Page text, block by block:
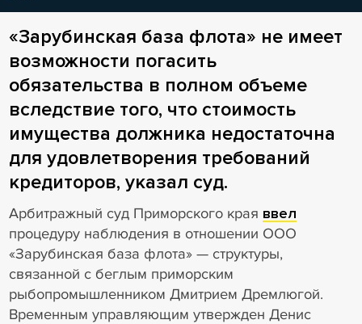
«Зарубинская база флота» не имеет
возможности погасить
обязательства в полном объеме
вследствие того, что стоимость
имущества должника недостаточна
для удовлетворения требований
кредиторов, указал суд.
Арбитражный суд Приморского края ввел
процедуру наблюдения в отношении ООО
«Зарубинская база флота» — структуры,
связанной с беглым приморским
рыбопромышленником Дмитрием Дремлюгой.
Временным управляющим утвержден Денис